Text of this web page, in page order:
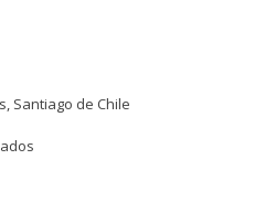
Santiago de Chile